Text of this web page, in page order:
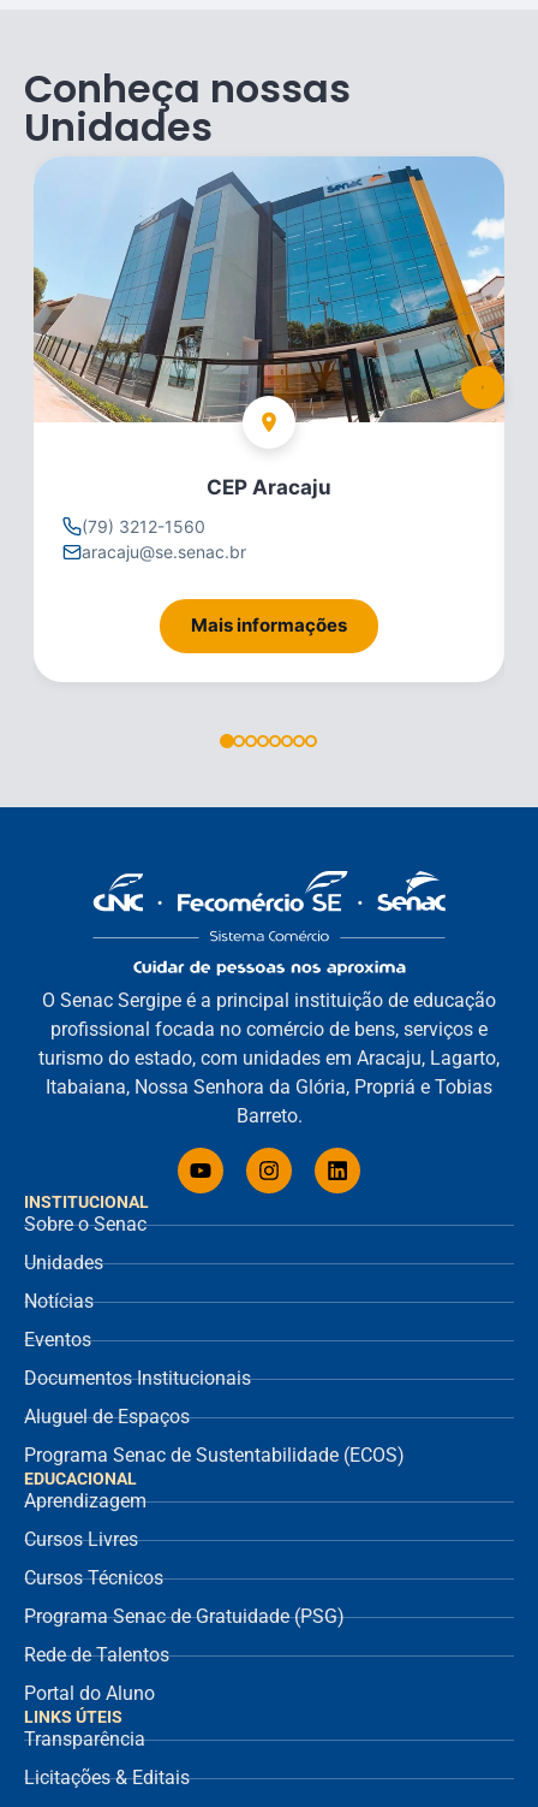
Conheça nossas
Unidades
CEP Aracaju
(79) 3212-1560
aracaju@se.senac.br
Mais informações
INSTITUCIONAL
Sobre o Senac
Unidades
Notícias
Eventos
Documentos Institucionais
Aluguel de Espaços
Programa Senac de Sustentabilidade (ECOS)
EDUCACIONAL
Aprendizagem
Cursos Livres
Cursos Técnicos
Programa Senac de Gratuidade (PSG)
Rede de Talentos
Portal do Aluno
O Senac Sergipe é a principal instituição de educação
profissional focada no comércio de bens, serviços e
turismo do estado, com unidades em Aracaju, Lagarto,
Itabaiana, Nossa Senhora da Glória, Propriá e Tobias
Barreto.
LINKS ÚTEIS
Transparência
Licitações & Editais